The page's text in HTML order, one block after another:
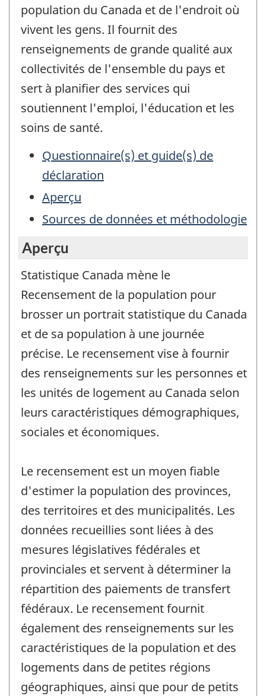
population du Canada et de l'endroit où
vivent les gens. Il fournit des
renseignements de grande qualité aux
collectivités de l'ensemble du pays et
sert à planifier des services qui
soutiennent l'emploi, l'éducation et les
soins de santé.
Questionnaire(s) et guide(s) de
déclaration
Aperçu
Sources de données et méthodologie
Aperçu
Statistique Canada mène le
Recensement de la population pour
brosser un portrait statistique du Canada
et de sa population à une journée
précise. Le recensement vise à fournir
des renseignements sur les personnes et
les unités de logement au Canada selon
leurs caractéristiques démographiques,
sociales et économiques.
Le recensement est un moyen fiable
d'estimer la population des provinces,
des territoires et des municipalités. Les
données recueillies sont liées à des
mesures législatives fédérales et
provinciales et servent à déterminer la
répartition des paiements de transfert
fédéraux. Le recensement fournit
également des renseignements sur les
caractéristiques de la population et des
logements dans de petites régions
géographiques, ainsi que pour de petits